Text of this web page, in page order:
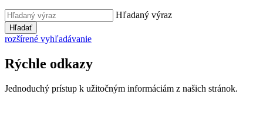
Hľadaný výraz
Hľadať
rozšírené vyhľadávanie
Rýchle odkazy
Jednoduchý prístup k užitočným informáciám z našich stránok.